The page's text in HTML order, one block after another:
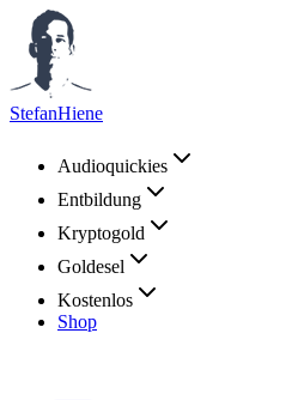
StefanHiene
Audioquickies
Entbildung
Kryptogold
Goldesel
Kostenlos
Shop